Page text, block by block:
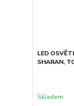
LED
SHARAN,
Skladem